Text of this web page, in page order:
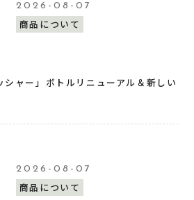
2026-08-07
商品について
ャー」ボトルリニューアル＆新しい
2026-08-07
商品について